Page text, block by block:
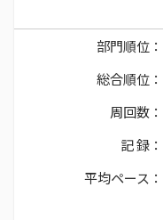
部門順位：
総合順位：
周回数：
記 録：
平均ペース：